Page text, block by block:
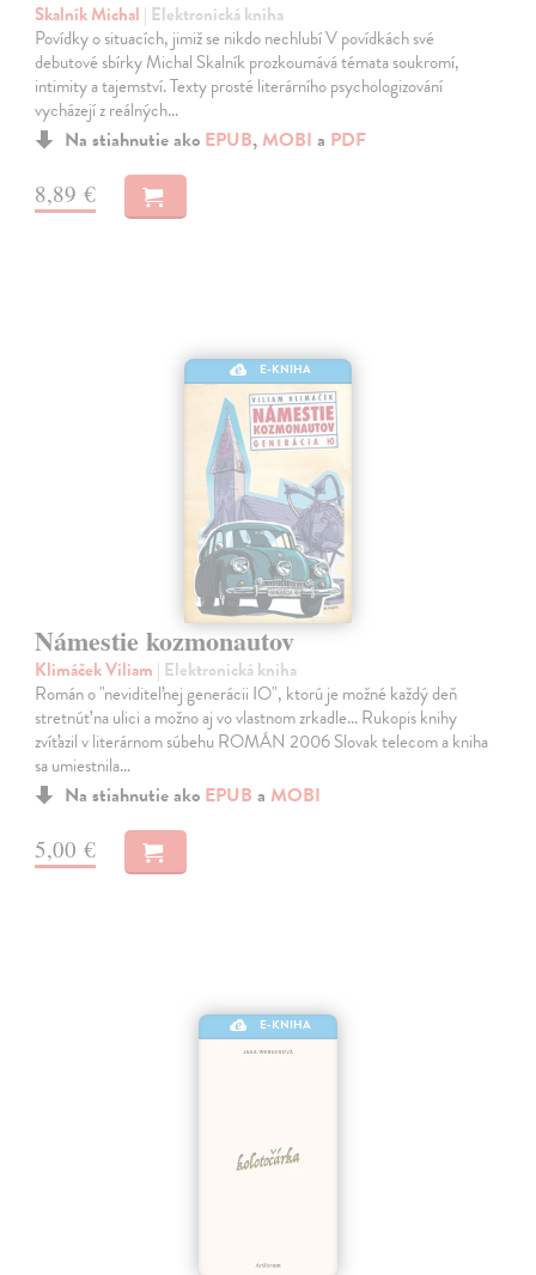
Skalník Michal | Elektronická kniha
Povídky o situacích, jimiž se nikdo nechlubí V povídkách své
debutové sbírky Michal Skalník prozkoumává témata soukromí,
intimity a tajemství. Texty prosté literárního psychologizování
vycházejí z reálných…
Na stiahnutie ako EPUB, MOBI a PDF
8,89 €
E-KNIHA
Námestie kozmonautov
Klimáček Viliam | Elektronická kniha
Román o "neviditeľnej generácii IO", ktorú je možné každý deň
stretnúť na ulici a možno aj vo vlastnom zrkadle... Rukopis knihy
zvíťazil v literárnom súbehu ROMÁN 2006 Slovak telecom a kniha
sa umiestnila…
Na stiahnutie ako EPUB a MOBI
5,00 €
E-KNIHA